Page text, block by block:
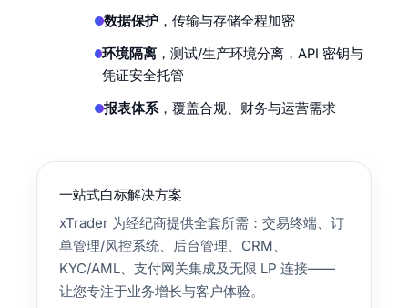
数据保护，传输与存储全程加密
环境隔离，测试/生产环境分离，API 密钥与
凭证安全托管
报表体系，覆盖合规、财务与运营需求
一站式白标解决方案
xTrader 为经纪商提供全套所需：交易终端、订
单管理/风控系统、后台管理、CRM、
KYC/AML、支付网关集成及无限 LP 连接——
让您专注于业务增长与客户体验。